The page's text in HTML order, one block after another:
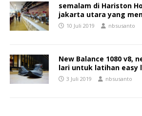
semalam di Hariston
jakarta utara yang
10 Juli 2019 nbsusanto
New Balance 1080 v8,
lari untuk latihan easy
3 Juli 2019 nbsusanto